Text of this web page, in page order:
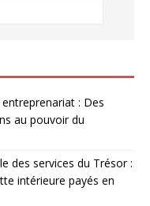
: Des
au pouvoir du
des services du Trésor :
intérieure payés en